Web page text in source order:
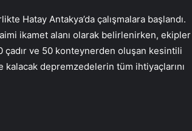
Hatay Antakya’da çalışmalara başlandı.
ikamet alanı olarak belirlenirken, ekipler
çadır ve 50 konteynerden oluşan kesintili
kalacak depremzedelerin tüm ihtiyaçlarını